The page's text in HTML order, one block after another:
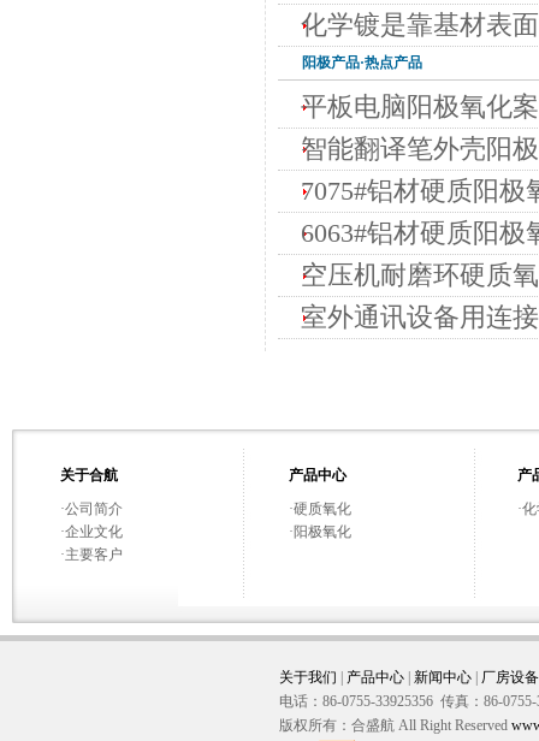
化学镀是靠基材表
阳极产品·热点产品
平板电脑阳极氧化
智能翻译笔外壳阳
7075#铝材硬质阳极
6063#铝材硬质阳极
空压机耐磨环硬质
室外通讯设备用连
关于合航
·公司简介
·企业文化
·主要客户
产品中心
·硬质氧化
·阳极氧化
产
·
关于我们 | 产品中心 | 新闻中心 | 厂房设备
电话：86-0755-33925356 传真：86-
版权所有：合盛航 All Right Reserved